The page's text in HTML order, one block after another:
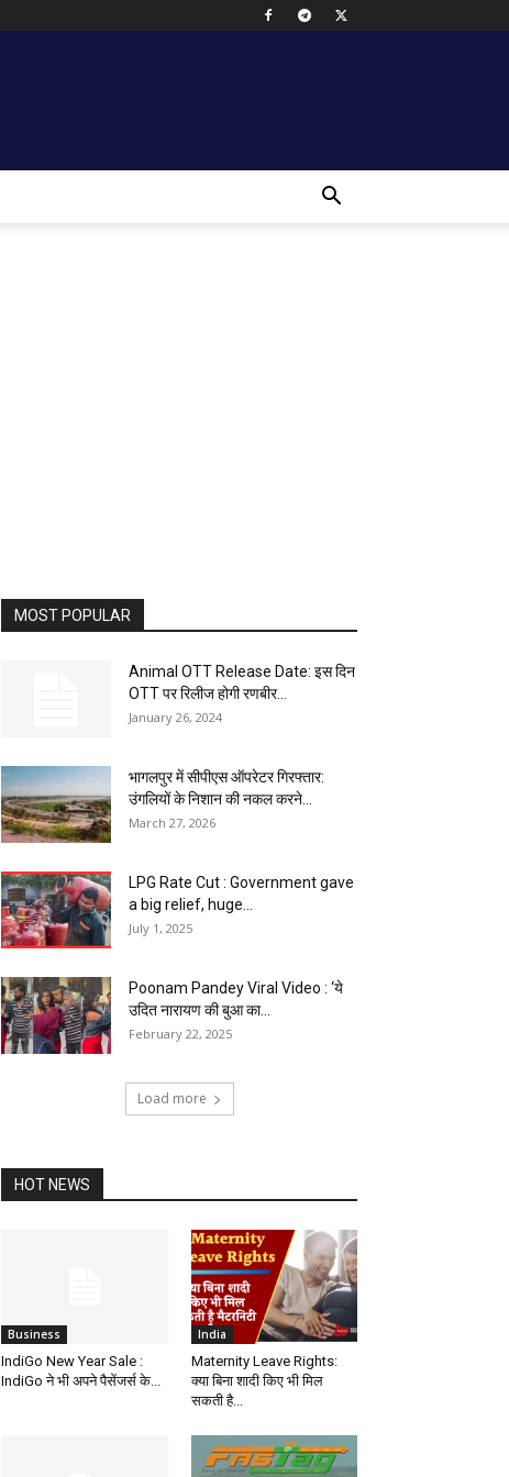
MOST POPULAR
Animal OTT Release Date: इस दिन
OTT पर रिलीज होगी रणबीर...
January 26, 2024
भागलपुर में सीपीएस ऑपरेटर गिरफ्तार:
उंगलियों के निशान की नकल करने...
March 27, 2026
LPG Rate Cut : Government gave
a big relief, huge...
July 1, 2025
Poonam Pandey Viral Video : ‘ये
उदित नारायण की बुआ का...
February 22, 2025
Load more
HOT NEWS
Business
IndiGo New Year Sale :
IndiGo ने भी अपने पैसेंजर्स के...
India
Maternity Leave Rights:
क्या बिना शादी किए भी मिल
सकती है...